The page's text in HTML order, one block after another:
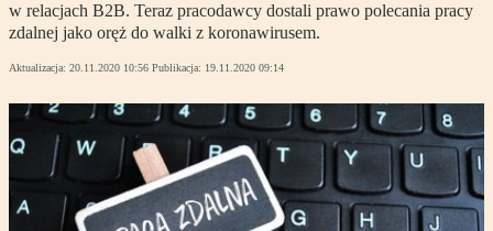
w relacjach B2B. Teraz pracodawcy dostali prawo polecania pracy
zdalnej jako oręż do walki z koronawirusem.
Aktualizacja: 20.11.2020 10:56 Publikacja: 19.11.2020 09:14